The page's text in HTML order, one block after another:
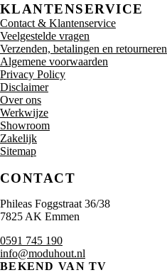
KLANTENSERVICE
Contact & Klantenservice
Veelgestelde vragen
Verzenden, betalingen en retourneren
Algemene voorwaarden
Privacy Policy
Disclaimer
Over ons
Werkwijze
Showroom
Zakelijk
Sitemap
CONTACT
Phileas Foggstraat 36/38
7825 AK Emmen
0591 745 190
info@moduhout.nl
BEKEND VAN TV